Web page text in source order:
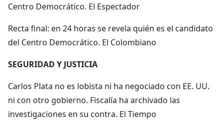
Centro Democrático. El Espectador
Recta final: en 24 horas se revela quién es el candidato
del Centro Democrático. El Colombiano
SEGURIDAD Y JUSTICIA
Carlos Plata no es lobista ni ha negociado con EE. UU.
ni con otro gobierno. Fiscalía ha archivado las
investigaciones en su contra. El Tiempo